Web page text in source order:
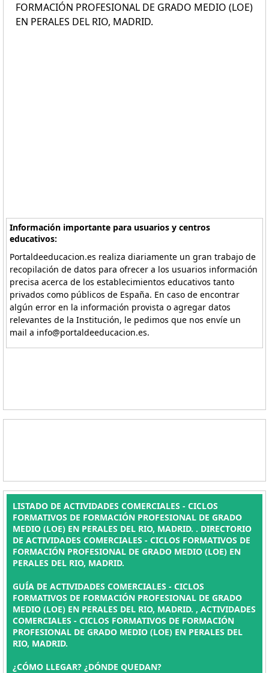
FORMACIÓN PROFESIONAL DE GRADO MEDIO (LOE)
EN PERALES DEL RIO, MADRID.
Información importante para usuarios y centros
educativos:
Portaldeeducacion.es realiza diariamente un gran trabajo de
recopilación de datos para ofrecer a los usuarios información
precisa acerca de los establecimientos educativos tanto
privados como públicos de España. En caso de encontrar
algún error en la información provista o agregar datos
relevantes de la Institución, le pedimos que nos envíe un
mail a info@portaldeeducacion.es.
LISTADO DE ACTIVIDADES COMERCIALES - CICLOS
FORMATIVOS DE FORMACIÓN PROFESIONAL DE GRADO
MEDIO (LOE) EN PERALES DEL RIO, MADRID. . DIRECTORIO
DE ACTIVIDADES COMERCIALES - CICLOS FORMATIVOS DE
FORMACIÓN PROFESIONAL DE GRADO MEDIO (LOE) EN
PERALES DEL RIO, MADRID.
GUÍA DE ACTIVIDADES COMERCIALES - CICLOS
FORMATIVOS DE FORMACIÓN PROFESIONAL DE GRADO
MEDIO (LOE) EN PERALES DEL RIO, MADRID. , ACTIVIDADES
COMERCIALES - CICLOS FORMATIVOS DE FORMACIÓN
PROFESIONAL DE GRADO MEDIO (LOE) EN PERALES DEL
RIO, MADRID.
¿CÓMO LLEGAR? ¿DÓNDE QUEDAN?